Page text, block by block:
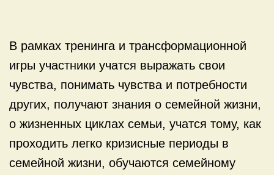
В рамках тренинга и трансформационной
игры участники учатся выражать свои
чувства, понимать чувства и потребности
других, получают знания о семейной жизни,
о жизненных циклах семьи, учатся тому, как
проходить легко кризисные периоды в
семейной жизни, обучаются семейному